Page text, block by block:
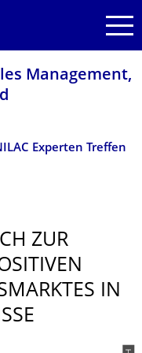
Management,
Experten Treffen
ZUR
IN